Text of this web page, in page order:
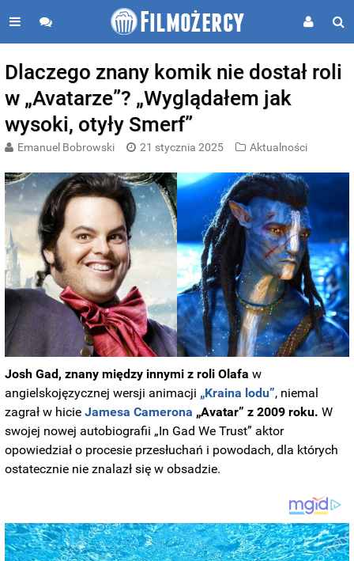
Dlaczego znany komik nie dostał roli
w „Avatarze”? „Wyglądałem jak
wysoki, otyły Smerf”
Emanuel Bobrowski 21 stycznia 2025 Aktualności
Josh Gad, znany między innymi z roli Olafa w
angielskojęzycznej wersji animacji „Kraina lodu”, niemal
zagrał w hicieJamesa Camerona „Avatar” z 2009 roku. W
swojej nowej autobiografii „In Gad We Trust” aktor
opowiedział o procesie przesłuchań i powodach, dla których
ostatecznie nie znalazł się w obsadzie.